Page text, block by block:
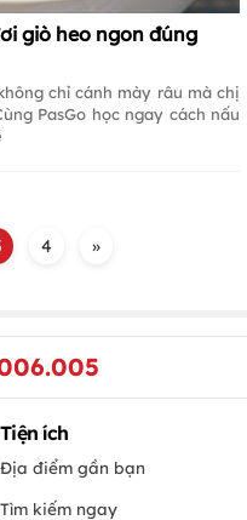
giò heo ngon đúng
chỉ cánh mày râu mà chị
PasGo học ngay cách nấu
4 »
Tiện ích
Địa điểm gần bạn
Tìm kiếm ngay